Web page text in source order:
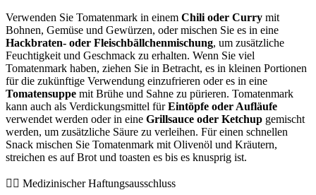
Verwenden Sie Tomatenmark in einem Chili oder Curry mit
Bohnen, Gemüse und Gewürzen, oder mischen Sie es in eine
Hackbraten- oder Fleischbällchenmischung, um zusätzliche
Feuchtigkeit und Geschmack zu erhalten. Wenn Sie viel
Tomatenmark haben, ziehen Sie in Betracht, es in kleinen Portionen
für die zukünftige Verwendung einzufrieren oder es in eine
Tomatensuppe mit Brühe und Sahne zu pürieren. Tomatenmark
kann auch als Verdickungsmittel fürEintöpfe oder Aufläufe
verwendet werden oder in eine Grillsauce oder Ketchup gemischt
werden, um zusätzliche Säure zu verleihen. Für einen schnellen
Snack mischen Sie Tomatenmark mit Olivenöl und Kräutern,
streichen es auf Brot und toasten es bis es knusprig ist.
👨‍⚕️️ Medizinischer Haftungsausschluss